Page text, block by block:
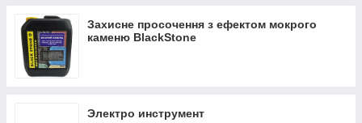
Вологоміри деревини
NPK, елементний склад ґрунту
Захисне просочення з ефектом мокрого
каменю BlackStone
Электро инструмент